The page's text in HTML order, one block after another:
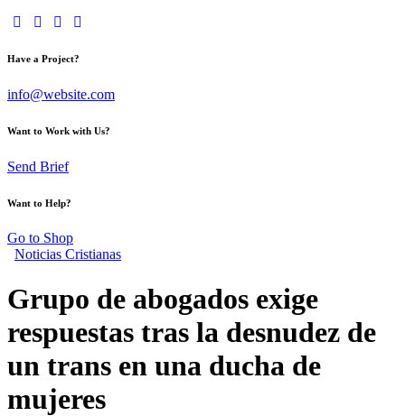
Have a Project?
info@website.com
Want to Work with Us?
Send Brief
Want to Help?
Go to Shop
Noticias Cristianas
Grupo de abogados exige
respuestas tras la desnudez de
un trans en una ducha de
mujeres